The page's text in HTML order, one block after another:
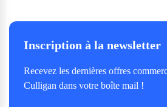
Inscription à la newsletter
Recevez les dernières offres
Culligan dans votre boîte mail !